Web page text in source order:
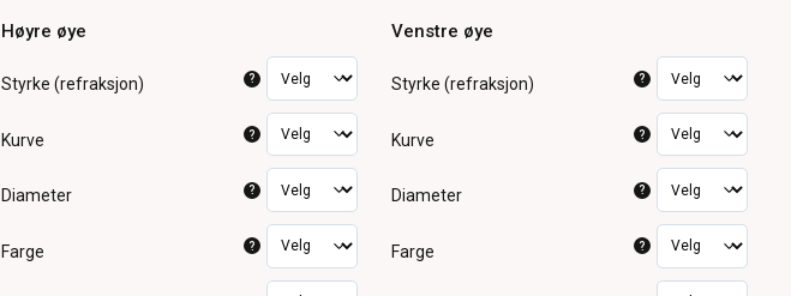
Høyre øye
Styrke (refraksjon) ?
Kurve ?
Diameter ?
Farge ?
Venstre øye
Styrke (refraksjon) ?
Kurve ?
Diameter ?
Farge ?